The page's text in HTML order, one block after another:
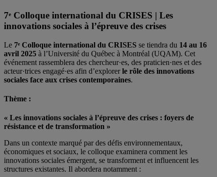
7ᵉ Colloque international du CRISES | Les
innovations sociales à l’épreuve des crises
Le 7ᵉ Colloque international du CRISES se tiendra du 14 au 16
avril 2025 à l’Université du Québec à Montréal (UQAM). Cet
événement rassemblera des chercheur·es, des praticien·nes et des
acteur·trices engagé·es afin d’explorerle rôle des innovations
sociales face aux crises contemporaines.
Thème :
« Les innovations sociales à l’épreuve des crises : foyers de
résistance et de transformation »
Dans un contexte marqué par des défis environnementaux,
économiques et sociaux, le colloque examinera comment les
innovations sociales émergent, se transforment et influencent les
structures existantes. Il abordera notamment :